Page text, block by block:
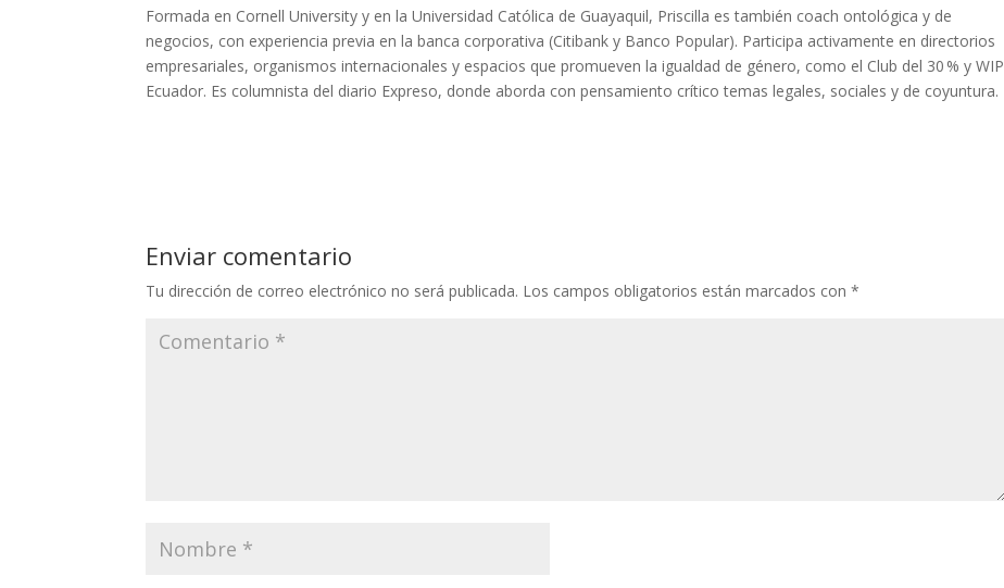
Formada en Cornell University y en la Universidad Católica de Guayaquil, Priscilla es también coach ontológica y de
negocios, con experiencia previa en la banca corporativa (Citibank y Banco Popular). Participa activamente en directorios
empresariales, organismos internacionales y espacios que promueven la igualdad de género, como el Club del 30 % y WIP
Ecuador. Es columnista del diario Expreso, donde aborda con pensamiento crítico temas legales, sociales y de coyuntura.
Enviar comentario
Tu dirección de correo electrónico no será publicada. Los campos obligatorios están marcados con*